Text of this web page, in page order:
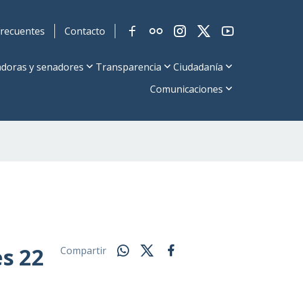
Contacto
y senadores Transparencia
Ciudadanía
Comunicaciones
22
Compartir